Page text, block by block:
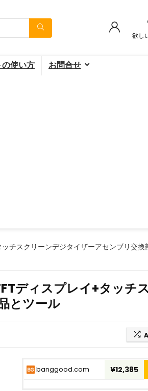
欲し
使い方 お問合せ
チスクリーンデジタイザーアセンブリ交換
ディスプレイ+タッチ
とツール
banggood.com ¥12,385